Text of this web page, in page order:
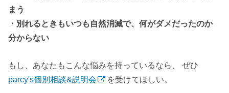
まう
・別れるときもいつも自然消滅で、何がダメだったのか
分からない
もし、あなたもこんな悩みを持っているなら、 ぜひ
parcy's個別相談&説明会
を受けてほしい。